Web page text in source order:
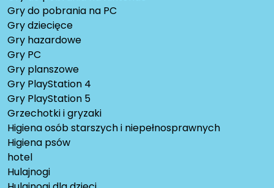
Gry do pobrania na PC
Gry dziecięce
Gry hazardowe
Gry PC
Gry planszowe
Gry PlayStation 4
Gry PlayStation 5
Grzechotki i gryzaki
Higiena osób starszych i niepełnosprawnych
Higiena psów
hotel
Hulajnogi